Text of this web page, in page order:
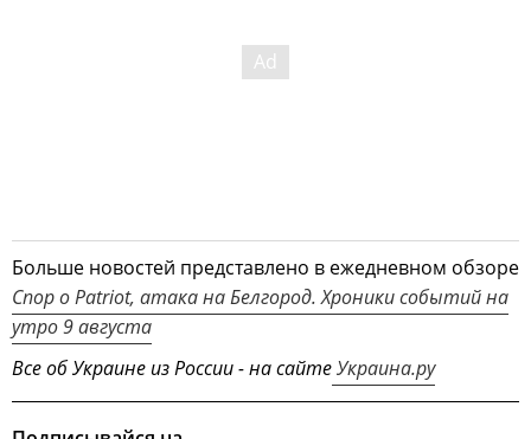
Больше новостей представлено в ежедневном обзоре
Спор о Patriot, атака на Белгород. Хроники событий на
утро 9 августа
Все об Украине из России - на сайтеУкраина.ру